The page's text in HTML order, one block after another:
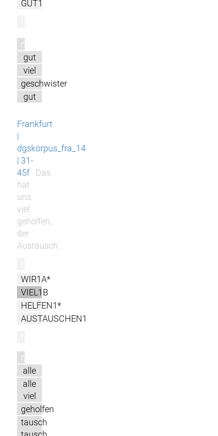
GUT1
m
gut
viel
geschwister
gut
Frankfurt
|
dgskorpus_fra_14
| 31-
45f
Das
hat
uns
viel
geholfen,
der
Austausch.
WIR1A*
VIEL1B
HELFEN1*
AUSTAUSCHEN1
m
alle
alle
viel
geholfen
tausch